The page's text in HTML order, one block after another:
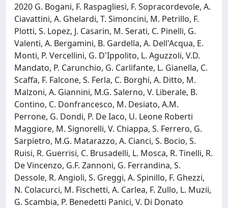
2020 G. Bogani, F. Raspagliesi, F. Sopracordevole, A.
Ciavattini, A. Ghelardi, T. Simoncini, M. Petrillo, F.
Plotti, S. Lopez, J. Casarin, M. Serati, C. Pinelli, G.
Valenti, A. Bergamini, B. Gardella, A. Dell'Acqua, E.
Monti, P. Vercellini, G. D'Ippolito, L. Aguzzoli, V.D.
Mandato, P. Carunchio, G. Carlifante, L. Gianella, C.
Scaffa, F. Falcone, S. Ferla, C. Borghi, A. Ditto, M.
Malzoni, A. Giannini, M.G. Salerno, V. Liberale, B.
Contino, C. Donfrancesco, M. Desiato, A.M.
Perrone, G. Dondi, P. De Iaco, U. Leone Roberti
Maggiore, M. Signorelli, V. Chiappa, S. Ferrero, G.
Sarpietro, M.G. Matarazzo, A. Cianci, S. Bocio, S.
Ruisi, R. Guerrisi, C. Brusadelli, L. Mosca, R. Tinelli, R.
De Vincenzo, G.F. Zannoni, G. Ferrandina, S.
Dessole, R. Angioli, S. Greggi, A. Spinillo, F. Ghezzi,
N. Colacurci, M. Fischetti, A. Carlea, F. Zullo, L. Muzii,
G. Scambia, P. Benedetti Panici, V. Di Donato